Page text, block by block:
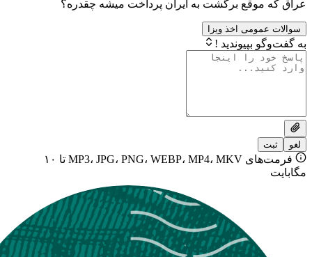
برگشت به ایران پرداخت میشه چقدره؟
اخذ ویزا
!
فرمت‌های MP3، JPG، PNG، WEBP، MP4، MKV تا ۱۰